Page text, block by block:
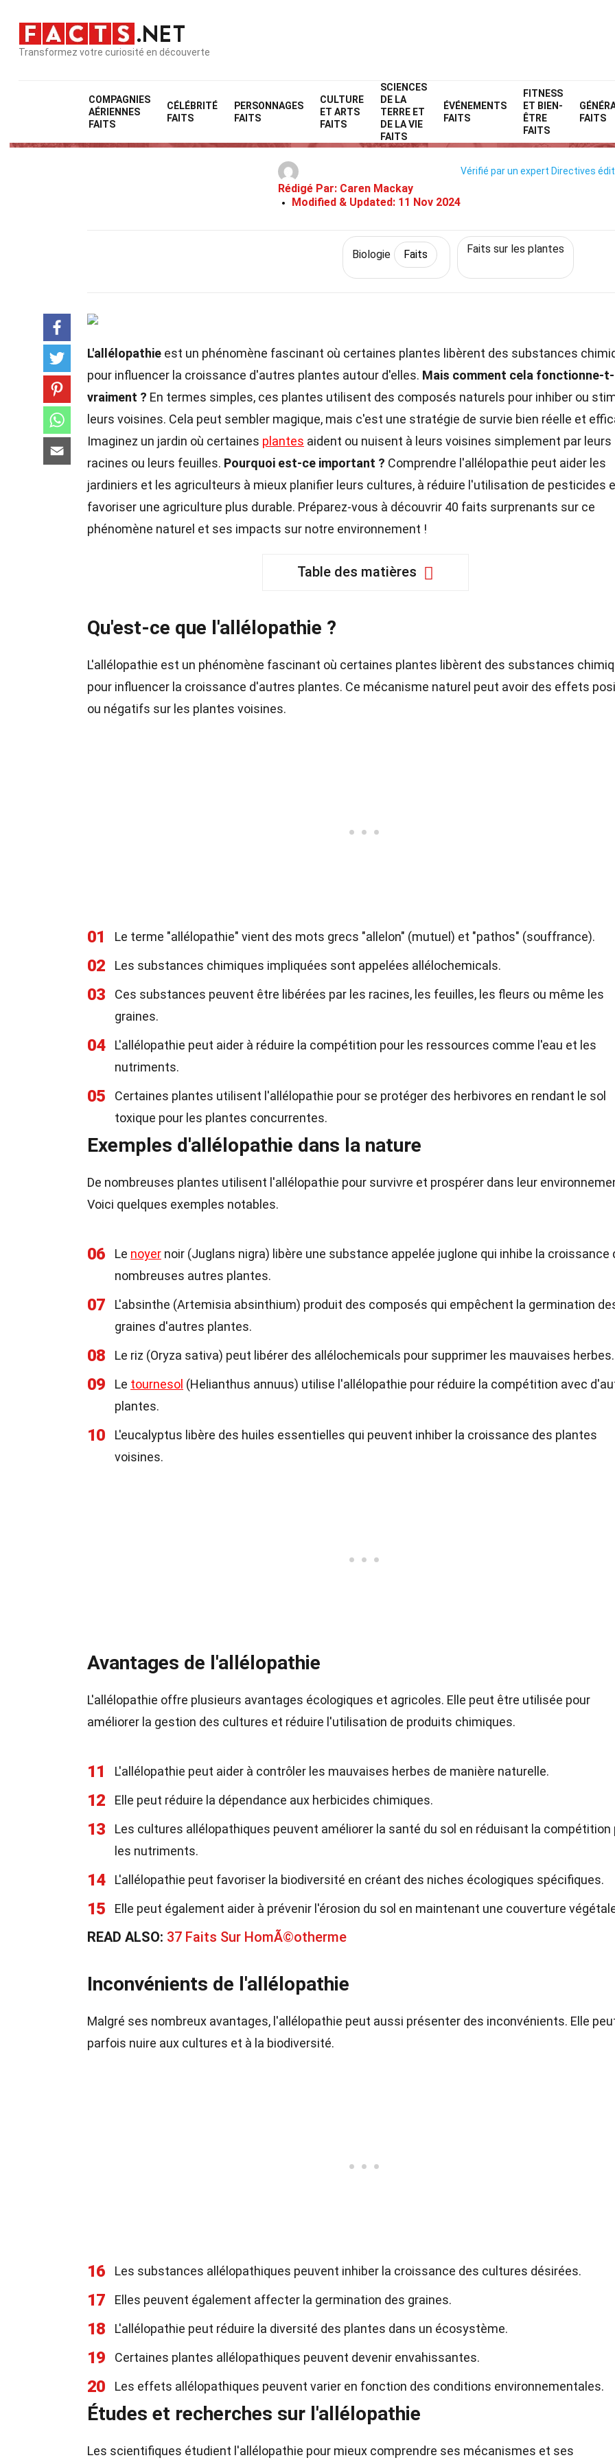
Transformez votre curiosité en découverte
COMPAGNIES
AÉRIENNES
FAITS
CÉLÉBRITÉ
FAITS
PERSONNAGES
FAITS
CULTURE
ET ARTS
FAITS
SCIENCES
DE LA
TERRE ET
DE LA VIE
FAITS
ÉVÉNEMENTS
FAITS
FITNESS
ET BIEN-
ÊTRE
FAITS
FAITS
Home Science BiologieFaits
40 Faits Sur Allélopathie
Rédigé Par: Caren Mackay
Modified & Updated: 11 Nov 2024
Vérifié par un expert Directives
Biologie Faits Faits sur les plantes
L'allélopathie est un phénomène fascinant où certaines plantes libèrent des substances
pour influencer la croissance d'autres plantes autour d'elles. Mais comment cela fonctionne-
vraiment ? En termes simples, ces plantes utilisent des composés naturels pour inhiber ou
leurs voisines. Cela peut sembler magique, mais c'est une stratégie de survie bien réelle et
Imaginez un jardin où certaines plantes aident ou nuisent à leurs voisines simplement par leurs
racines ou leurs feuilles. Pourquoi est-ce important ? Comprendre l'allélopathie peut aider les
jardiniers et les agriculteurs à mieux planifier leurs cultures, à réduire l'utilisation de pesticides
favoriser une agriculture plus durable. Préparez-vous à découvrir 40 faits surprenants sur ce
phénomène naturel et ses impacts sur notre environnement !
Table des matières
Qu'est-ce que l'allélopathie ?
L'allélopathie est un phénomène fascinant où certaines plantes libèrent des substances
pour influencer la croissance d'autres plantes. Ce mécanisme naturel peut avoir des effets
ou négatifs sur les plantes voisines.
01 Le terme "allélopathie" vient des mots grecs "allelon" (mutuel) et "pathos" (souffrance).
02 Les substances chimiques impliquées sont appelées allélochemicals.
03
Ces substances peuvent être libérées par les racines, les feuilles, les fleurs ou même les
graines.
04
L'allélopathie peut aider à réduire la compétition pour les ressources comme l'eau et les
nutriments.
05
Certaines plantes utilisent l'allélopathie pour se protéger des herbivores en rendant le sol
toxique pour les plantes concurrentes.
Exemples d'allélopathie dans la nature
De nombreuses plantes utilisent l'allélopathie pour survivre et prospérer dans leur
Voici quelques exemples notables.
06 Le noyer noir (Juglans nigra) libère une substance appelée juglone qui inhibe la croissance
nombreuses autres plantes.
07
L'absinthe (Artemisia absinthium) produit des composés qui empêchent la germination
graines d'autres plantes.
08 Le riz (Oryza sativa) peut libérer des allélochemicals pour supprimer les mauvaises herbes.
09 Le tournesol (Helianthus annuus) utilise l'allélopathie pour réduire la compétition avec
plantes.
10
L'eucalyptus libère des huiles essentielles qui peuvent inhiber la croissance des plantes
voisines.
Avantages de l'allélopathie
L'allélopathie offre plusieurs avantages écologiques et agricoles. Elle peut être utilisée pour
améliorer la gestion des cultures et réduire l'utilisation de produits chimiques.
11 L'allélopathie peut aider à contrôler les mauvaises herbes de manière naturelle.
12 Elle peut réduire la dépendance aux herbicides chimiques.
13
Les cultures allélopathiques peuvent améliorer la santé du sol en réduisant la compétition
les nutriments.
14 L'allélopathie peut favoriser la biodiversité en créant des niches écologiques spécifiques.
15 Elle peut également aider à prévenir l'érosion du sol en maintenant une couverture
READ ALSO: 37 Faits Sur HomÃ©otherme
Inconvénients de l'allélopathie
Malgré ses nombreux avantages, l'allélopathie peut aussi présenter des inconvénients. Elle
parfois nuire aux cultures et à la biodiversité.
16 Les substances allélopathiques peuvent inhiber la croissance des cultures désirées.
17 Elles peuvent également affecter la germination des graines.
18 L'allélopathie peut réduire la diversité des plantes dans un écosystème.
19 Certaines plantes allélopathiques peuvent devenir envahissantes.
20 Les effets allélopathiques peuvent varier en fonction des conditions environnementales.
Études et recherches sur l'allélopathie
Les scientifiques étudient l'allélopathie pour mieux comprendre ses mécanismes et ses